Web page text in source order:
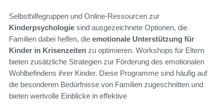
Selbsthilfegruppen und Online-Ressourcen zur
Kinderpsychologie sind ausgezeichnete Optionen, die
Familien dabei helfen, die emotionale Unterstützung für
Kinder in Krisenzeiten zu optimieren. Workshops für Eltern
bieten zusätzliche Strategien zur Förderung des emotionalen
Wohlbefindens ihrer Kinder. Diese Programme sind häufig auf
die besonderen Bedürfnisse von Familien zugeschnitten und
bieten wertvolle Einblicke in effektive